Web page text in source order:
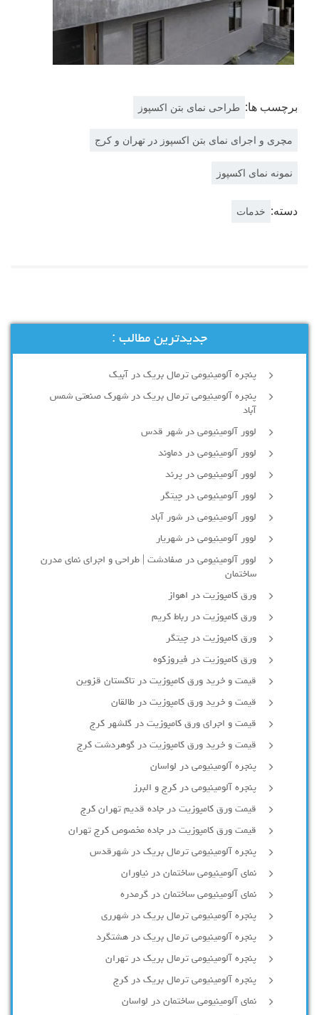
برچسب ها: طراحی نمای بتن اکسپوز
مچری و اجرای نمای بتن اکسپوز در تهران و کرج
نمونه نمای اکسپوز
دسته: خدمات
جدیدترین مطالب :
پنجره آلومینیومی ترمال بریک در آبیک
پنجره آلومینیومی ترمال بریک در شهرک صنعتی شمس
آباد
لوور آلومینیومی در شهر قدس
لوور آلومینیومی در دماوند
لوور آلومینیومی در پرند
لوور آلومینیومی در چیتگر
لوور آلومینیومی در شور آباد
لوور آلومينيومي در شهريار
لوور آلومینیومی در صفادشت | طراحی و اجرای نمای مدرن
ساختمان
ورق کامپوزیت در اهواز
ورق کامپوزیت در رباط کریم
ورق کامپوزیت در چیتگر
ورق کامپوزیت در فیروزکوه
قیمت و خرید ورق کامپوزیت در تاکستان قزوین
قیمت و خرید ورق کامپوزیت در طالقان
قیمت و اجرای ورق کامپوزیت در گلشهر کرج
قیمت و خرید ورق کامپوزیت در گوهردشت کرج
پنجره آلومینیومی در لواسان
پنجره آلومینیومی در کرج و البرز
قیمت ورق کامپوزیت در جاده قدیم تهران کرج
قیمت ورق کامپوزیت در جاده مخصوص کرج تهران
پنجره آلومینیومی ترمال بریک در شهرقدس
نمای آلومینیومی ساختمان در نیاوران
نمای آلومینیومی ساختمان در گرمدره
پنجره آلومینیومی ترمال بریک در شهرری
پنجره آلومینیومی ترمال بریک در هشتگرد
پنجره آلومینیومی ترمال بریک در تهران
پنجره آلومینیومی ترمال بریک در کرج
نمای آلومینیومی ساختمان در لواسان